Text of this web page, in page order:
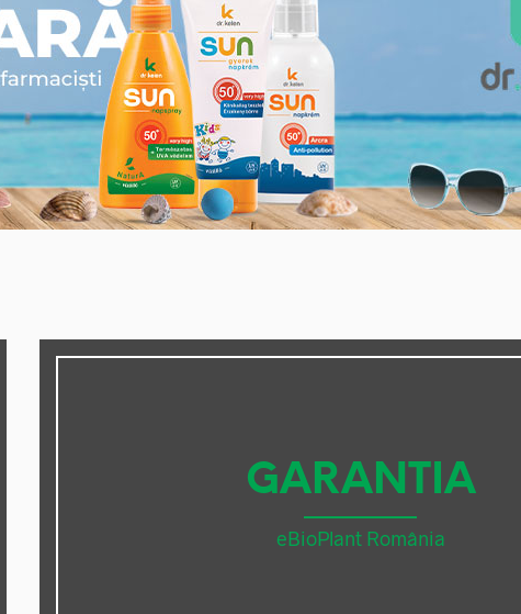
GARANTIA
eBioPlant România